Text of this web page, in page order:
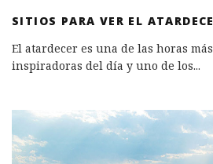
SITIOS PARA VER EL
El atardecer es una de las horas
inspiradoras del día y uno de los...